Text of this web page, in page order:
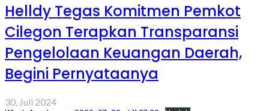
Helldy Tegas Komitmen Pemkot
Cilegon Terapkan Transparansi
Pengelolaan Keuangan Daerah,
Begini Pernyataanya
30, Juli 2024